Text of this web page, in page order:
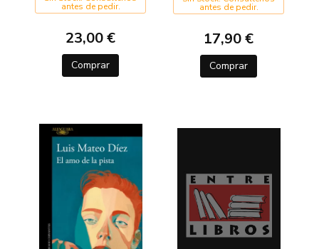
antes de pedir.
23,00 €
Comprar
antes de pedir.
17,90 €
Comprar